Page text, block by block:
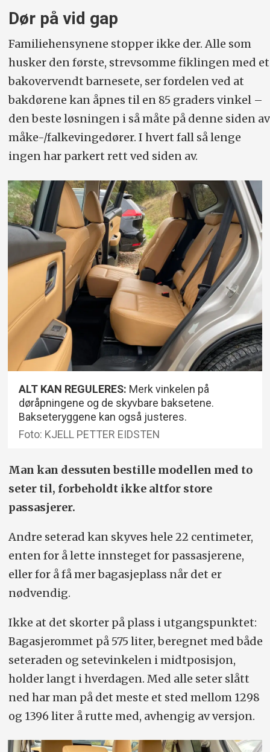
Dør på vid gap
Familiehensynene stopper ikke der. Alle som
husker den første, strevsomme fiklingen med et
bakovervendt barnesete, ser fordelen ved at
bakdørene kan åpnes til en 85 graders vinkel –
den beste løsningen i så måte på denne siden av
måke-/falkevingedører. I hvert fall så lenge
ingen har parkert rett ved siden av.
ALT KAN REGULERES: Merk vinkelen på
døråpningene og de skyvbare baksetene.
Bakseteryggene kan også justeres.
Foto: KJELL PETTER EIDSTEN
Man kan dessuten bestille modellen med to
seter til, forbeholdt ikke altfor store
passasjerer.
Andre seterad kan skyves hele 22 centimeter,
enten for å lette innsteget for passasjerene,
eller for å få mer bagasjeplass når det er
nødvendig.
Ikke at det skorter på plass i utgangspunktet:
Bagasjerommet på 575 liter, beregnet med både
seteraden og setevinkelen i midtposisjon,
holder langt i hverdagen. Med alle seter slått
ned har man på det meste et sted mellom 1298
og 1396 liter å rutte med, avhengig av versjon.